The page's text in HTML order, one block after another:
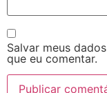
Salvar meus
que eu comentar.